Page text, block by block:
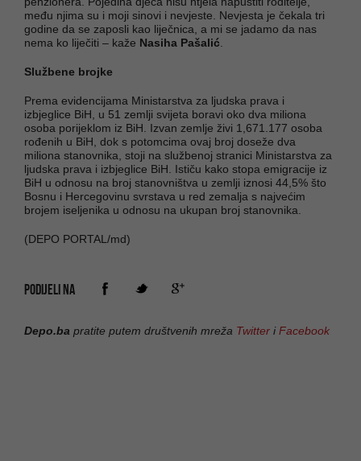
među njima su i moji sinovi i nevjeste. Nevjesta je čekala tri
godine da se zaposli kao liječnica, a mi se jadamo da nas
nema ko liječiti – kaže Nasiha Pašalić
Službene brojke
Prema evidencijama Ministarstva za ljudska prava i
izbjeglice BiH, u 51 zemlji svijeta boravi oko dva miliona
osoba porijeklom iz BiH. Izvan zemlje živi 1,671.177 osoba
rođenih u BiH, dok s potomcima ovaj broj doseže dva
miliona stanovnika, stoji na službenoj stranici Ministarstva za
ljudska prava i izbjeglice BiH. Ističu kako stopa emigracije iz
BiH u odnosu na broj stanovništva u zemlji iznosi 44,5% što
Bosnu i Hercegovinu svrstava u red zemalja s najvećim
brojem iseljenika u odnosu na ukupan broj stanovnika.
(DEPO PORTAL/md)
PODIJELI NA
Depo.ba pratite putem društvenih mreža Twitter iFacebook